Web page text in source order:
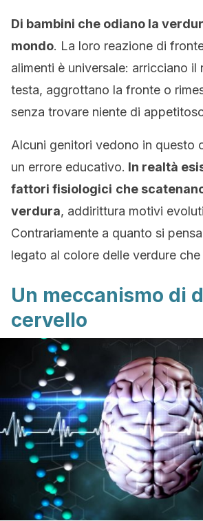
Di bambini che odiano la
mondo. La loro reazione di
alimenti è universale: arricciano il
testa, aggrottano la fronte o
senza trovare niente di
Alcuni genitori vedono in questo
un errore educativo. In realtà
fattori fisiologici che
verdura, addirittura motivi
Contrariamente a quanto si
legato al colore delle verdure che
Un meccanismo di
cervello